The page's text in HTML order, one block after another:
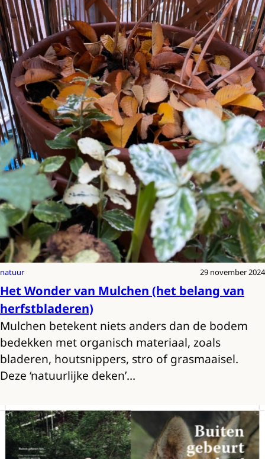
natuur 29 november 2024
Het Wonder van Mulchen (het belang van
herfstbladeren)
Mulchen betekent niets anders dan de bodem
bedekken met organisch materiaal, zoals
bladeren, houtsnippers, stro of grasmaaisel.
Deze ‘natuurlijke deken’…